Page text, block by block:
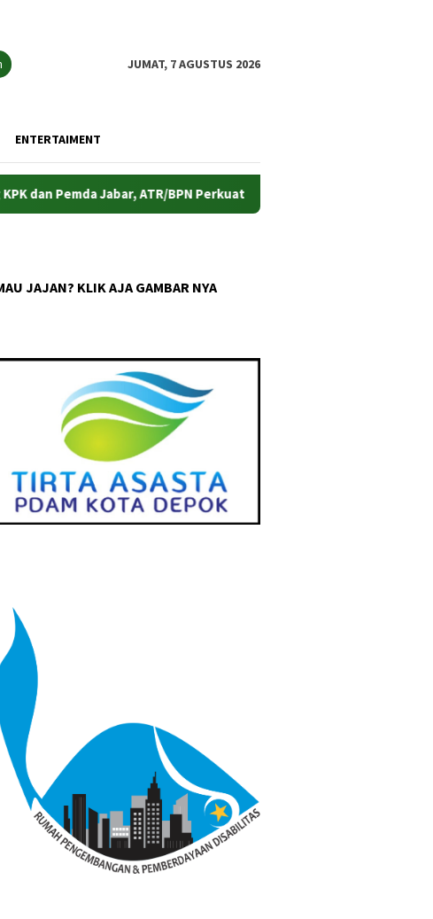
JUMAT, 7 AGUSTUS 2026
ENTERTAIMENT
Jabar, ATR/BPN Perkuat Pencegahan Korupsi Sektor Pertanahan
JAJAN? KLIK AJA GAMBAR NYA